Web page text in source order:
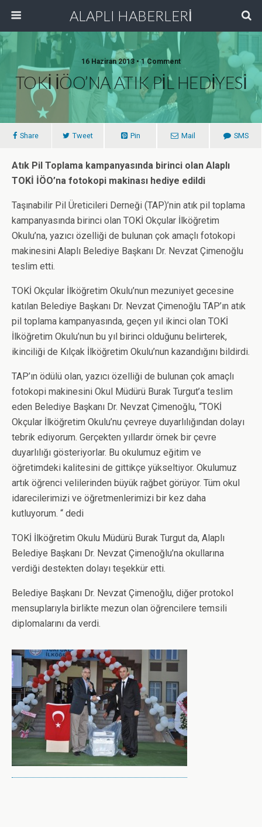
ALAPLI HABERLERİ
16 Haziran 2013 • 1 Comment
TOKİ İÖO’NA ATIK PİL HEDİYESİ
Share Tweet Pin Mail SMS
Atık Pil Toplama kampanyasında birinci olan Alaplı
TOKİ İÖO’na fotokopi makinası hediye edildi
Taşınabilir Pil Üreticileri Derneği (TAP)’nin atık pil toplama
kampanyasında birinci olan TOKİ Okçular İlköğretim
Okulu’na, yazıcı özelliği de bulunan çok amaçlı fotokopi
makinesini Alaplı Belediye Başkanı Dr. Nevzat Çimenoğlu
teslim etti.
TOKİ Okçular İlköğretim Okulu’nun mezuniyet gecesine
katılan Belediye Başkanı Dr. Nevzat Çimenoğlu TAP’ın atık
pil toplama kampanyasında, geçen yıl ikinci olan TOKİ
İlköğretim Okulu’nun bu yıl birinci olduğunu belirterek,
ikinciliği de Kılçak İlköğretim Okulu’nun kazandığını bildirdi.
TAP’ın ödülü olan, yazıcı özelliği de bulunan çok amaçlı
fotokopi makinesini Okul Müdürü Burak Turgut’a teslim
eden Belediye Başkanı Dr. Nevzat Çimenoğlu, “TOKİ
Okçular İlköğretim Okulu’nu çevreye duyarlılığından dolayı
tebrik ediyorum. Gerçekten yıllardır örnek bir çevre
duyarlılığı gösteriyorlar. Bu okulumuz eğitim ve
öğretimdeki kalitesini de gittikçe yükseltiyor. Okulumuz
artık öğrenci velilerinden büyük rağbet görüyor. Tüm okul
idarecilerimizi ve öğretmenlerimizi bir kez daha
kutluyorum. “ dedi
TOKİ İlköğretim Okulu Müdürü Burak Turgut da, Alaplı
Belediye Başkanı Dr. Nevzat Çimenoğlu’na okullarına
verdiği destekten dolayı teşekkür etti.
Belediye Başkanı Dr. Nevzat Çimenoğlu, diğer protokol
mensuplarıyla birlikte mezun olan öğrencilere temsili
diplomalarını da verdi.